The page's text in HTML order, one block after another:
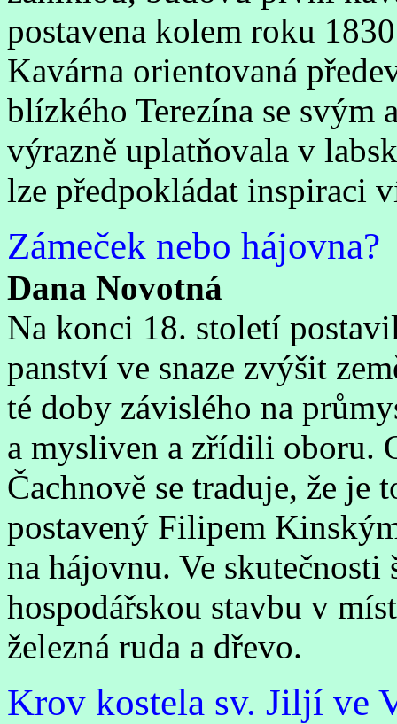
postavena kolem roku
Kavárna orientovaná
blízkého Terezína se
výrazně uplatňovala v
lze předpokládat inspiraci
Zámeček nebo hájovna?
Dana Novotná
Na konci 18. století
panství ve snaze zvýšit
té doby závislého na
a mysliven a zřídili oboru.
Čachnově se traduje, že je
postavený Filipem
na hájovnu. Ve skutečnosti
hospodářskou stavbu v
železná ruda a dřevo.
Krov kostela sv. Jiljí ve